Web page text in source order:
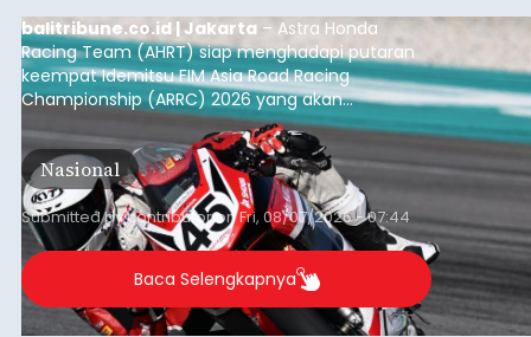
balitribune.co.id | Jakarta – Astra Honda
Racing Team (AHRT) siap menghadapi putaran
keempat Idemitsu FIM Asia Road Racing
Championship (ARRC) 2026 yang akan
berlangsung di Pertamina Mandalika
International Circuit, Lombok, Nusa Tenggara
Barat, pada 7–9 Agustus 2026.
Nasional
Submitted bycontributoronFri, 08/07/2026 - 07:44
Baca Selengkapnya